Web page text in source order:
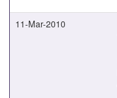
11-Mar-2010